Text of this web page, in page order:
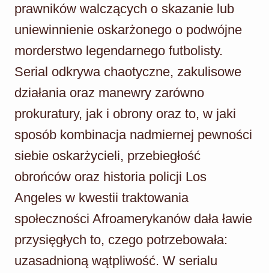
prawników walczących o skazanie lub
uniewinnienie oskarżonego o podwójne
morderstwo legendarnego futbolisty.
Serial odkrywa chaotyczne, zakulisowe
działania oraz manewry zarówno
prokuratury, jak i obrony oraz to, w jaki
sposób kombinacja nadmiernej pewności
siebie oskarżycieli, przebiegłość
obrońców oraz historia policji Los
Angeles w kwestii traktowania
społeczności Afroamerykanów dała ławie
przysięgłych to, czego potrzebowała:
uzasadnioną wątpliwość. W serialu